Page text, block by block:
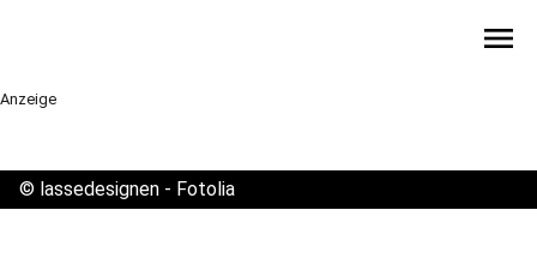
menu
Anzeige
© lassedesignen - Fotolia